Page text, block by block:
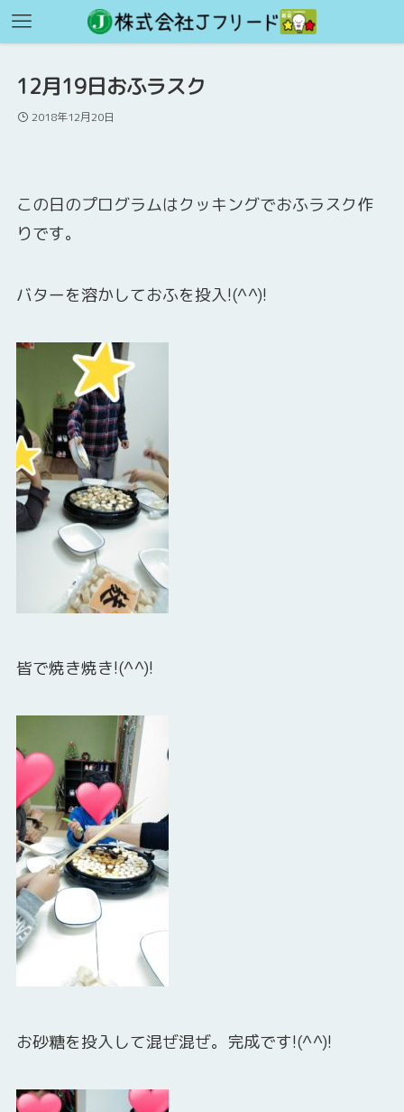
12月19日おふラスク
2018年12月20日
この日のプログラムはクッキングでおふラスク作
りです。
バターを溶かしておふを投入!(^^)!
皆で焼き焼き!(^^)!
お砂糖を投入して混ぜ混ぜ。完成です!(^^)!